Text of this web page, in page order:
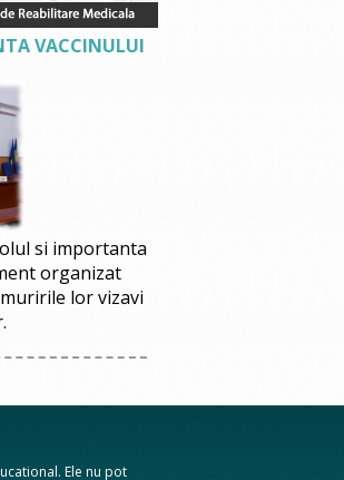
VACCINULUI
si importanta
organizat
lor vizavi
Ele nu pot